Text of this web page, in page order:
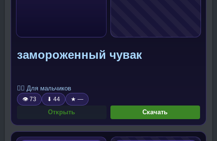
замороженный чувак
🧍‍♂️ Для мальчиков
👁 73 ⬇ 44 ★ —
Открыть Скачать